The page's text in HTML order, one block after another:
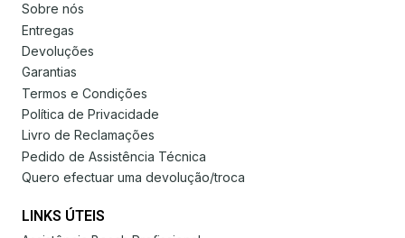
Sobre nós
Entregas
Devoluções
Garantias
Termos e Condições
Política de Privacidade
Livro de Reclamações
Pedido de Assistência Técnica
Quero efectuar uma devolução/troca
LINKS ÚTEIS